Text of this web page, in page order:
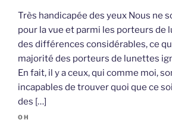
Très handicapée des yeux Nous ne
pour la vue et parmi les porteurs de
des différences considérables, ce
majorité des porteurs de lunettes
En fait, il y a ceux, qui comme moi,
incapables de trouver quoi que ce
des […]
OH